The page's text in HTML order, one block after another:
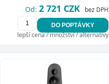
Od: 2 721 CZK bez DPH
DO POPTÁVKY
lepší cena / množství / alternativy